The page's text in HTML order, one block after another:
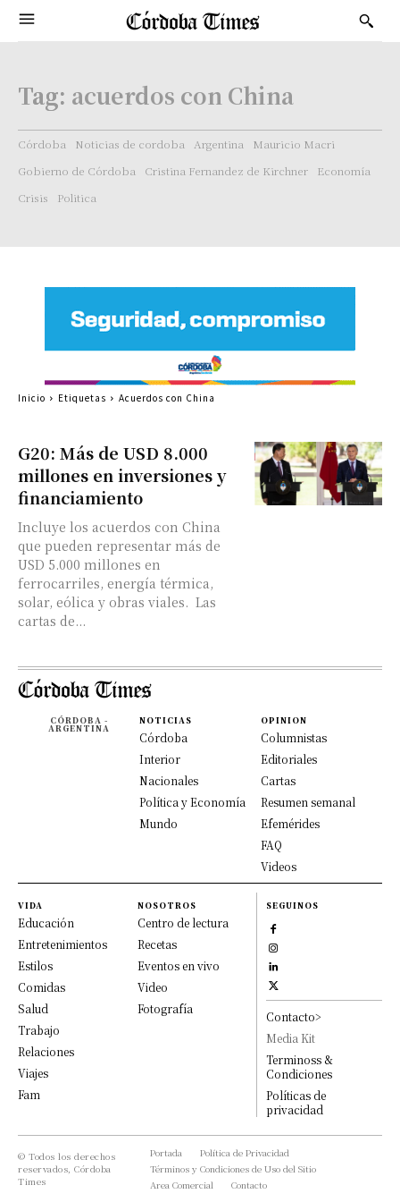
Tag: acuerdos con China
Córdoba Noticias de cordoba Argentina
Mauricio Macri
Gobierno de Córdoba
Cristina Fernandez de Kirchner
Economía
Crisis
Politica
G20: Más de USD 8.000
millones en inversiones y
financiamiento
Incluye los acuerdos con China
que pueden representar más de
USD 5.000 millones en
ferrocarriles, energía térmica,
solar, eólica y obras viales. Las
cartas de...
Inicio Etiquetas Acuerdos con China
CÓRDOBA -
ARGENTINA
NOTICIAS
Córdoba
Interior
Nacionales
Política y Economía
Mundo
OPINION
Columnistas
Editoriales
Cartas
Resumen semanal
Efemérides
FAQ
Videos
VIDA
Educación
Entretenimientos
Estilos
Comidas
Salud
Trabajo
Relaciones
Viajes
Fam
NOSOTROS
Centro de lectura
Recetas
Eventos en vivo
Video
Fotografía
SEGUINOS
Contacto>
Media Kit
Terminoss &
Condiciones
Políticas de
privacidad
© Todos los derechos
reservados, Córdoba
Times
Portada
Política de Privacidad
Términos y Condiciones de Uso del Sitio
Area Comercial
Contacto